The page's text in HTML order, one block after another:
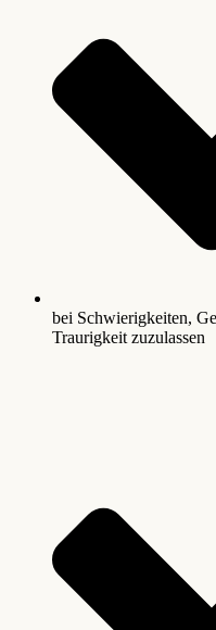
bei Schwierigkeiten,
Traurigkeit zuzulassen